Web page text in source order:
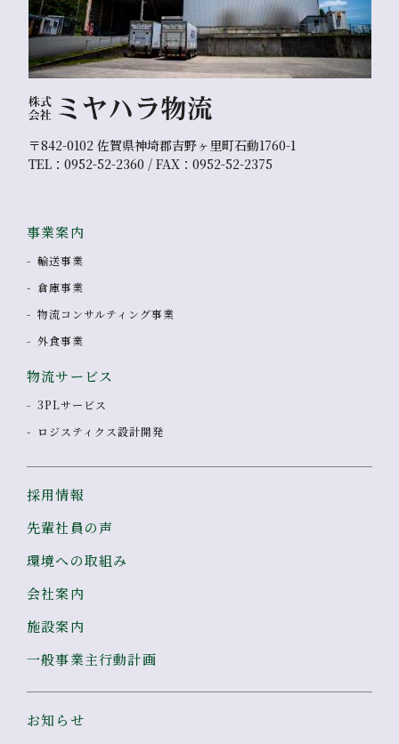
〒842-0102 佐賀県神埼郡吉野ヶ里町石動1760-1
TEL：0952-52-2360 / FAX：0952-52-2375
事業案内
輸送事業
倉庫事業
物流コンサルティング事業
外食事業
物流サービス
3PLサービス
ロジスティクス設計開発
採用情報
先輩社員の声
環境への取組み
会社案内
施設案内
一般事業主行動計画
お知らせ